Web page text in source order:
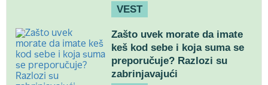
VEST
Zašto uvek morate da imate
keš kod sebe i koja suma se
preporučuje? Razlozi su
zabrinjavajući